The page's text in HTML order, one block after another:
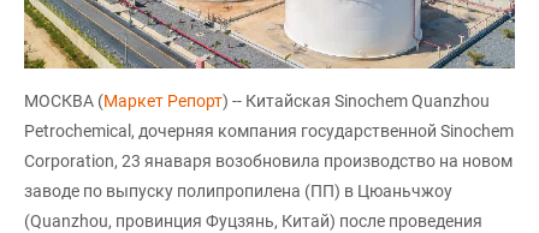
МОСКВА (Маркет Репорт) -- Китайская Sinochem Quanzhou
Petrochemical, дочерняя компания государственной Sinochem
Corporation, 23 янаваря возобновила производство на новом
заводе по выпуску полипропилена (ПП) в Цюаньчжоу
(Quanzhou, провинция Фуцзянь, Китай) после проведения